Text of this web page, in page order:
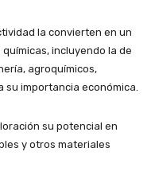
la convierten en un
incluyendo la de
agroquímicos,
importancia económica.
su potencial en
y otros materiales